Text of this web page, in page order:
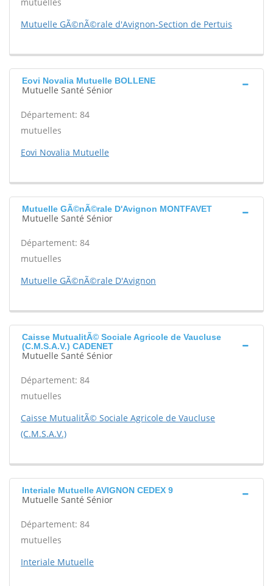
Mutuelle GÃ©nÃ©rale d'Avignon-Section de Pertuis
Eovi Novalia Mutuelle BOLLENE
Mutuelle Santé Sénior
Département: 84
mutuelles
Eovi Novalia Mutuelle
Mutuelle GÃ©nÃ©rale D'Avignon MONTFAVET
Mutuelle Santé Sénior
Département: 84
mutuelles
Mutuelle GÃ©nÃ©rale D'Avignon
Caisse MutualitÃ© Sociale Agricole de Vaucluse
(C.M.S.A.V.) CADENET
Mutuelle Santé Sénior
Département: 84
mutuelles
Caisse MutualitÃ© Sociale Agricole de Vaucluse
(C.M.S.A.V.)
Interiale Mutuelle AVIGNON CEDEX 9
Mutuelle Santé Sénior
Département: 84
mutuelles
Interiale Mutuelle